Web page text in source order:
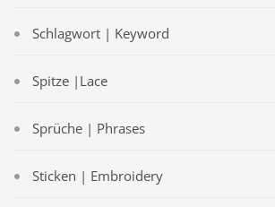
Schlagwort | Keyword
Spitze |Lace
Sprüche | Phrases
Sticken | Embroidery